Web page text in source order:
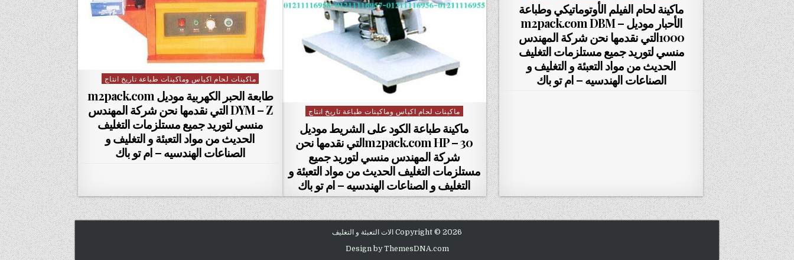
ماكينة لحام الفيلم الأوتوماتيكي وطباعة
الأحبار موديل m2pack.com DBM –
1000التي نقدمها نحن شركة المهندس
منسي لتوريد جميع مستلزمات التغليف
الحديث من مواد التعبئة و التغليف و
الصناعات الهندسيه – ام تو باك
Posted in
ماكينات لحام اكياس وماكينات طباعة تاريخ انتاج
ماكينة طباعة الكود على الشريط موديل
m2pack.com HP – 30التي نقدمها نحن
شركة المهندس منسي لتوريد جميع
مستلزمات التغليف الحديث من مواد التعبئة و
التغليف و الصناعات الهندسيه – ام تو باك
Posted in
ماكينات لحام اكياس وماكينات طباعة تاريخ انتاج
طابعة الحبر الكهربية موديل m2pack.com
DYM – Z التي نقدمها نحن شركة المهندس
منسي لتوريد جميع مستلزمات التغليف
الحديث من مواد التعبئة و التغليف و
الصناعات الهندسيه – ام تو باك
Copyright © 2026 الات التعبئة و التغليف
Design by ThemesDNA.com